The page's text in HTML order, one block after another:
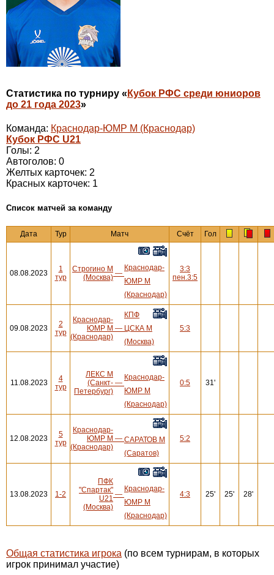
Статистика по турниру « Кубок РФС среди юниоров
до 21 года 2023»
Команда: Краснодар-ЮМР М (Краснодар)
Кубок РФС U21
Голы: 2
Автоголов: 0
Желтых карточек: 2
Красных карточек: 1
Cписок матчей за команду
Дата Тур Матч Счёт Гол
08.08.2023
1
тур
Строгино М
(Москва) —
Краснодар-
ЮМР М
(Краснодар)
3:3
пен.3:5
09.08.2023
2
тур
Краснодар-
ЮМР М
(Краснодар)
—
КПФ
ЦСКА М
(Москва)
5:3
11.08.2023
4
тур
ЛЕКС М
(Санкт-
Петербург)
—
Краснодар-
ЮМР М
(Краснодар)
0:5 31'
12.08.2023
5
тур
Краснодар-
ЮМР М
(Краснодар)
— САРАТОВ М
(Саратов)
5:2
13.08.2023 1-2
ПФК
"Спартак"
U21
(Москва)
—
Краснодар-
ЮМР М
(Краснодар)
4:3 25' 25' 28'
Общая статистика игрока (по всем турнирам, в которых
игрок принимал участие)